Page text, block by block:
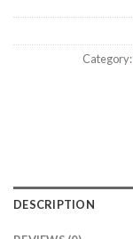
Category:
DESCRIPTION